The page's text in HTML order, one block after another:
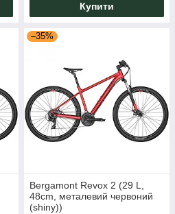
Купити
–35%
Bergamont Revox 2 (29 L,
48cm, металевий червоний
(shiny))